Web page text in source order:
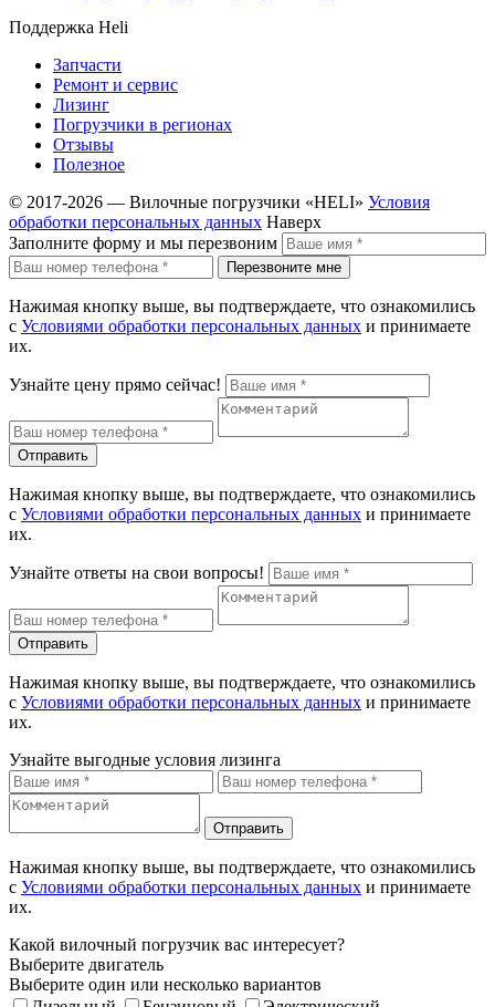
Поддержка Heli
Запчасти
Ремонт и сервис
Лизинг
Погрузчики в регионах
Отзывы
Полезное
© 2017-2026 — Вилочные погрузчики «HELI» Условия
обработки персональных данных Наверх
Заполните форму и мы перезвоним
Перезвоните мне
Нажимая кнопку выше, вы подтверждаете, что ознакомились
с Условиями обработки персональных данных и принимаете
их.
Узнайте цену прямо сейчас!
Отправить
Нажимая кнопку выше, вы подтверждаете, что ознакомились
с Условиями обработки персональных данных и принимаете
их.
Узнайте ответы на свои вопросы!
Отправить
Нажимая кнопку выше, вы подтверждаете, что ознакомились
с Условиями обработки персональных данных и принимаете
их.
Узнайте выгодные условия лизинга
Отправить
Нажимая кнопку выше, вы подтверждаете, что ознакомились
с Условиями обработки персональных данных и принимаете
их.
Какой вилочный погрузчик вас интересует?
Выберите двигатель
Выберите один или несколько вариантов